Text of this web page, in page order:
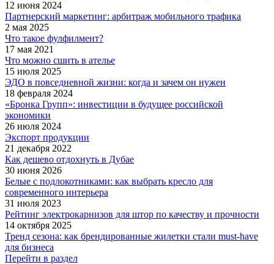
12 июня 2024
Партнерский маркетинг: арбитраж мобильного трафика
2 мая 2025
Что такое фулфилмент?
17 мая 2021
Что можно сшить в ателье
15 июля 2025
ЭДО в повседневной жизни: когда и зачем он нужен
18 февраля 2024
«Бронка Групп»: инвестиции в будущее российской
экономики
26 июля 2024
Экспорт продукции
21 декабря 2022
Как дешево отдохнуть в Дубае
30 июня 2026
Белые с подлокотниками: как выбрать кресло для
современного интерьера
31 июля 2023
Рейтинг электрокарнизов для штор по качеству и прочности
14 октября 2025
Тренд сезона: как брендированные жилетки стали must‑have
для бизнеса
Перейти в раздел